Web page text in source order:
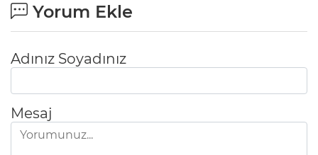
Yorum Ekle
Adınız Soyadınız
Mesaj